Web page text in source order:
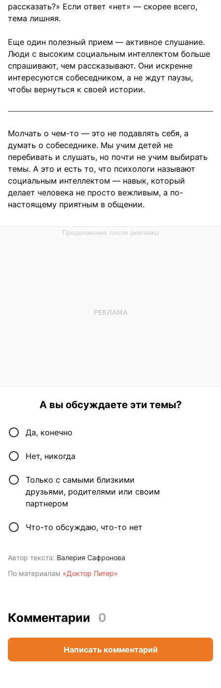
рассказать?» Если ответ «нет» — скорее всего,
тема лишняя.
Еще один полезный прием — активное слушание.
Люди с высоким социальным интеллектом больше
спрашивают, чем рассказывают. Они искренне
интересуются собеседником, а не ждут паузы,
чтобы вернуться к своей истории.
Молчать о чем-то — это не подавлять себя, а
думать о собеседнике. Мы учим детей не
перебивать и слушать, но почти не учим выбирать
темы. А это и есть то, что психологи называют
социальным интеллектом — навык, который
делает человека не просто вежливым, а по-
настоящему приятным в общении.
А вы обсуждаете эти темы?
Да, конечно
Нет, никогда
Только с самыми близкими
друзьями, родителями или своим
партнером
Что-то обсуждаю, что-то нет
Автор текста: Валерия Сафронова
По материалам «Доктор Питер»
Комментарии 0
Написать комментарий